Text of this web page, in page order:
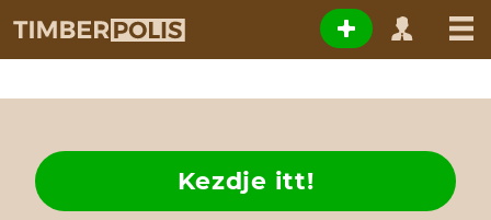
Kezdje itt!